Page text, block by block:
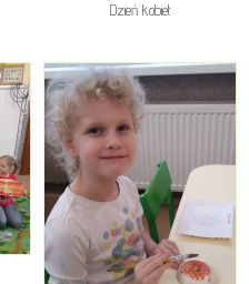
Dzień kobiet